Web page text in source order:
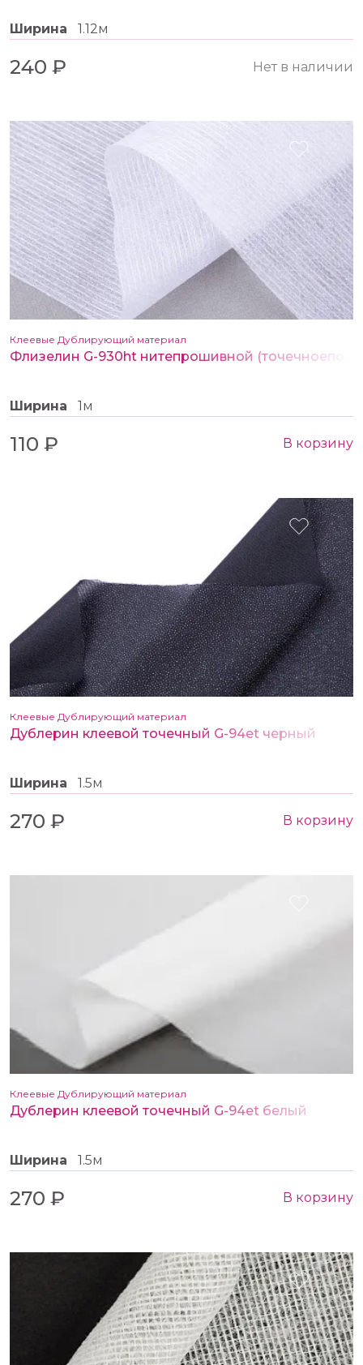
Ширина 1.12м
240 ₽ Нет в наличии
Клеевые Дублирующий материал
Ширина 1м
110 ₽ В корзину
Клеевые Дублирующий материал
Дублерин клеевой точечный G-94et черный
Ширина 1.5м
270 ₽ В корзину
Клеевые Дублирующий материал
Дублерин клеевой точечный G-94et белый
Ширина 1.5м
270 ₽ В корзину